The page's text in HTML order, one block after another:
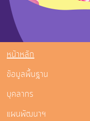
หน้าหลัก
ข้อมูลพื้นฐาน
บุคลากร
แผนพัฒนาฯ